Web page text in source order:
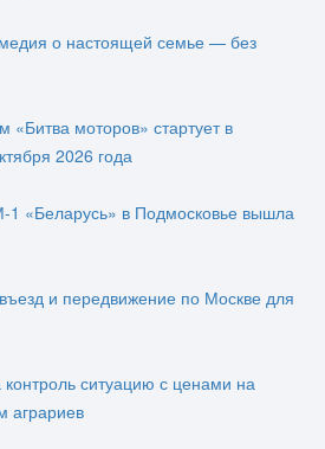
о настоящей семье — без
моторов» стартует в
2026 года
1 «Беларусь» в Подмосковье вышла
и передвижение по Москве для
контроль ситуацию с ценами на
аграриев